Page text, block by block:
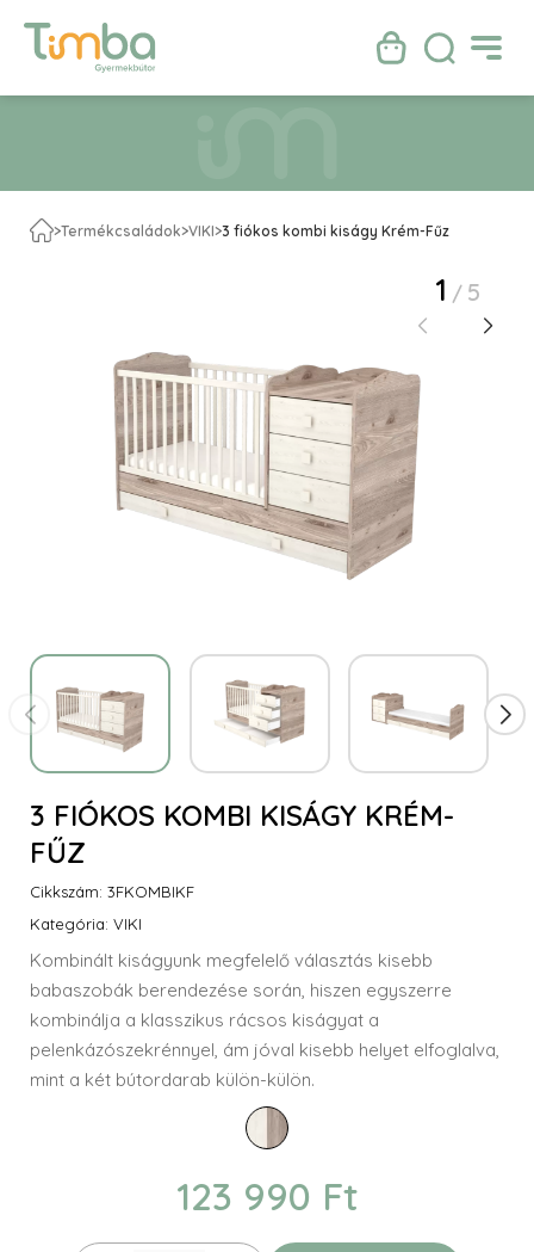
>Termékcsaládok>VIKI>3 fiókos kombi kiságy Krém-Fűz
1 / 5
3 FIÓKOS KOMBI KISÁGY KRÉM-
FŰZ
Cikkszám: 3FKOMBIKF
Kategória: VIKI
Kombinált kiságyunk megfelelő választás kisebb
babaszobák berendezése során, hiszen egyszerre
kombinálja a klasszikus rácsos kiságyat a
pelenkázószekrénnyel, ám jóval kisebb helyet elfoglalva,
mint a két bútordarab külön-külön.
123 990 Ft